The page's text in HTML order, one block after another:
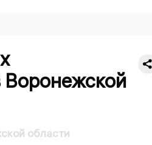
Воронежской
области